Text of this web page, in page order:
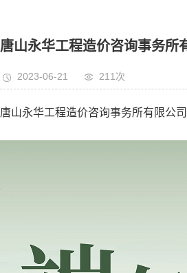
唐山永华工程造价咨询事务所
2023-06-21 211次
唐山永华工程造价咨询事务所有限公